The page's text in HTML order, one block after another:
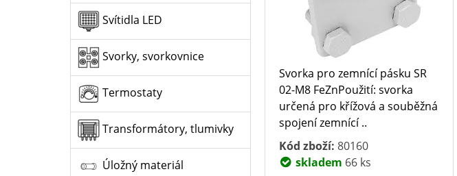
Svítidla LED
Svorky, svorkovnice
Termostaty
Transformátory, tlumivky
Úložný materiál
Svorka pro zemnící pásku SR
02-M8 FeZnPoužití: svorka
určená pro křížová a souběžná
spojení zemnící ..
Kód zboží: 80160
skladem 66 ks